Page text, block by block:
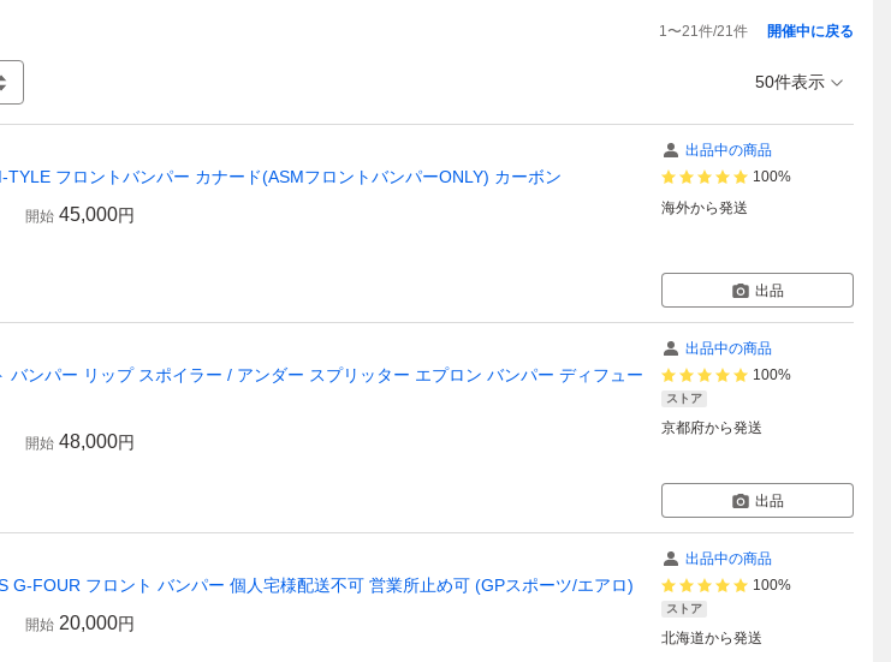
1〜21件/21件 開催中に戻る
50件表示
TYLE フロントバンパー カナード(ASMフロントバンパーONLY) カーボン
開始 45,000円
出品中の商品
100%
海外から発送
出品
バンパー リップ スポイラー / アンダー スプリッター エプロン バンパー ディフュー
開始 48,000円
出品中の商品
100%
ストア
京都府から発送
出品
G-FOUR フロント バンパー 個人宅様配送不可 営業所止め可 (GPスポーツ/エアロ)
開始 20,000円
出品中の商品
100%
ストア
北海道から発送